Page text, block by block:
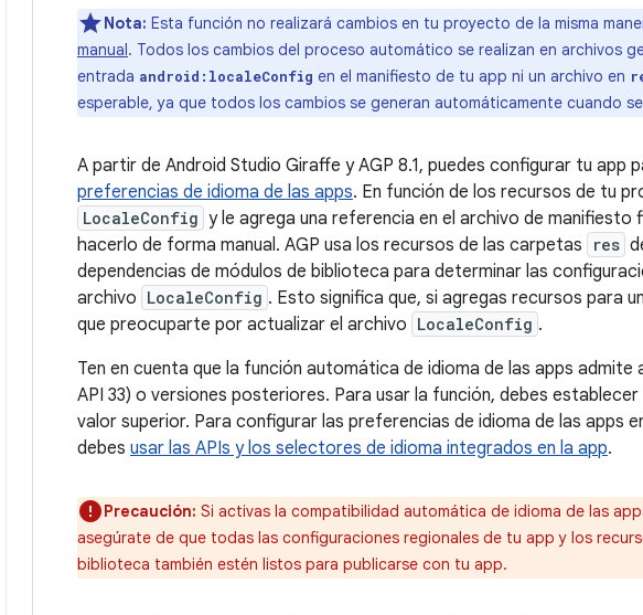
Nota: Esta función no realizará cambios en tu proyecto de la misma
manual. Todos los cambios del proceso automático se realizan en archivos
entrada android:localeConfig en el manifiesto de tu app ni un archivo en
esperable, ya que todos los cambios se generan automáticamente cuando
A partir de Android Studio Giraffe y AGP 8.1, puedes configurar tu app
preferencias de idioma de las apps. En función de los recursos de tu
LocaleConfig y le agrega una referencia en el archivo de manifiesto
hacerlo de forma manual. AGP usa los recursos de las carpetas
res
dependencias de módulos de biblioteca para determinar las
archivo LocaleConfig . Esto significa que, si agregas recursos para
que preocuparte por actualizar el archivo LocaleConfig .
Ten en cuenta que la función automática de idioma de las apps admite
API 33) o versiones posteriores. Para usar la función, debes establecer
valor superior. Para configurar las preferencias de idioma de las apps
debes usar las APIs y los selectores de idioma integrados en la app.
Precaución: Si activas la compatibilidad automática de idioma de las
asegúrate de que todas las configuraciones regionales de tu app y los
biblioteca también estén listos para publicarse con tu app.